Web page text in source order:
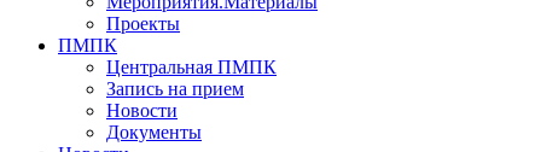
Проекты
ПМПК
Центральная ПМПК
Запись на прием
Новости
Документы